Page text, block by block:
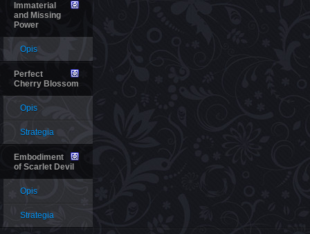
Immaterial
and Missing
Power
Opis
Perfect
Cherry Blossom
Opis
Strategia
Embodiment
of Scarlet Devil
Opis
Strategia